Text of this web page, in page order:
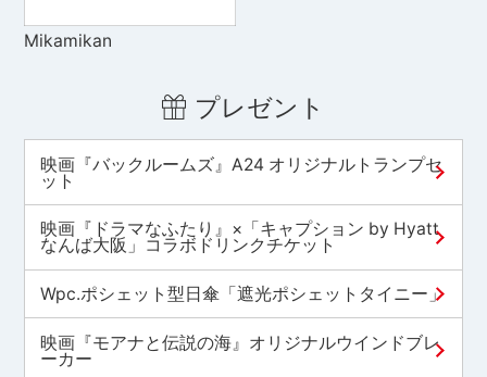
Mikamikan
プレゼント
映画『バックルームズ』A24 オリジナルトランプセ
ット
映画『ドラマなふたり』×「キャプション by Hyatt
なんば大阪」コラボドリンクチケット
Wpc.ポシェット型日傘「遮光ポシェットタイニー」
映画『モアナと伝説の海』オリジナルウインドブレ
ーカー